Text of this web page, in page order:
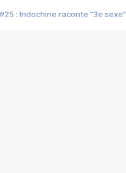
#25 : Indochine raconte "3e sexe"